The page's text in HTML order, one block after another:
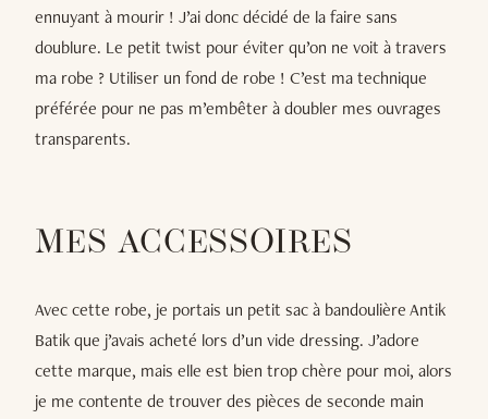
ennuyant à mourir ! J’ai donc décidé de la faire sans
doublure. Le petit twist pour éviter qu’on ne voit à travers
ma robe ? Utiliser un fond de robe ! C’est ma technique
préférée pour ne pas m’embêter à doubler mes ouvrages
transparents.
MES ACCESSOIRES
Avec cette robe, je portais un petit sac à bandoulière Antik
Batik que j’avais acheté lors d’un vide dressing. J’adore
cette marque, mais elle est bien trop chère pour moi, alors
je me contente de trouver des pièces de seconde main